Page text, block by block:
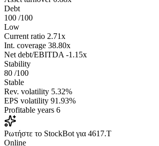
Debt
100 /100
Low
Current ratio 2.71x
Int. coverage 38.80x
Net debt/EBITDA -1.15x
Stability
80 /100
Stable
Rev. volatility 5.32%
EPS volatility 91.93%
Profitable years 6
Ρωτήστε το StockBot για 4617.T
Online